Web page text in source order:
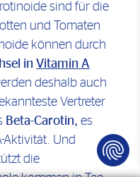
sind für die
und Tomaten
können durch
in Vitamin A
deshalb auch
Vertreter
Beta-Carotin, es
Aktivität. Und
die